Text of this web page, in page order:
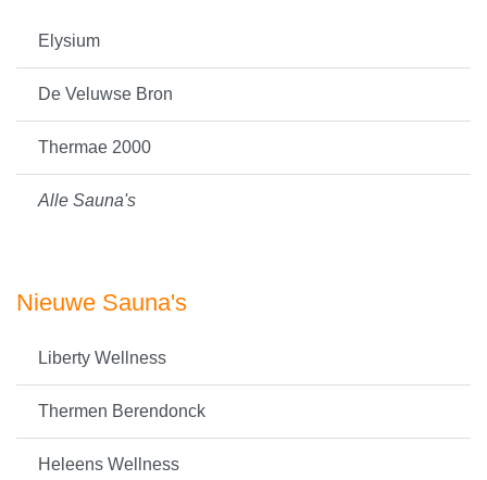
Elysium
De Veluwse Bron
Thermae 2000
Alle Sauna's
Nieuwe Sauna's
Liberty Wellness
Thermen Berendonck
Heleens Wellness